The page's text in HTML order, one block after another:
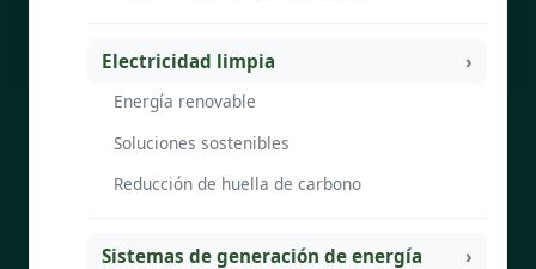
Electricidad limpia
Energía renovable
Soluciones sostenibles
Reducción de huella de carbono
Sistemas de generación de energía